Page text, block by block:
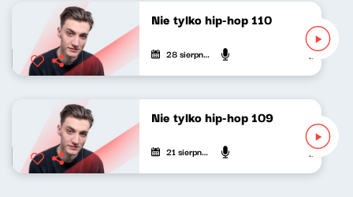
Nie tylko hip-hop 110
28 sierpnia 2022 Mateusz
Nie tylko hip-hop 109
21 sierpnia 2022 Mateusz